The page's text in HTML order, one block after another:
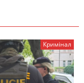
Кримінал